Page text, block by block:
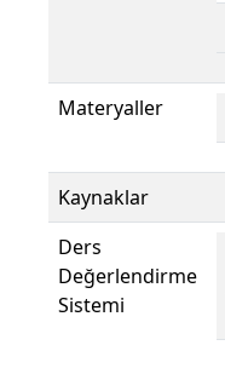
Materyaller
Kaynaklar
Ders
Değerlendirme
Sistemi